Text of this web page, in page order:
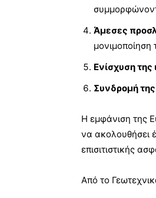
Άμεσες
Ενίσχυση της
Συνδρομή
Η εμφάνιση της
να ακολουθήσει
επισιτιστικής
Από το